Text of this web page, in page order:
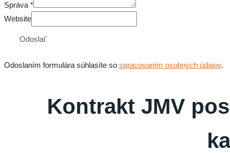
Správa *
Website
Odoslať
Odoslaním formulára súhlasíte so spracovaním osobných údajov.
Kontrakt JMV